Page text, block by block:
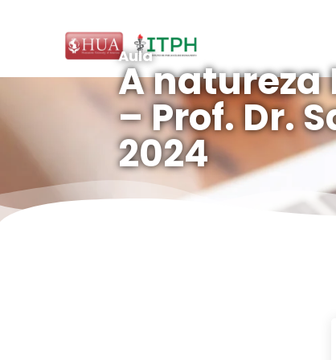
Aula
A natureza
– Prof. Dr.
2024